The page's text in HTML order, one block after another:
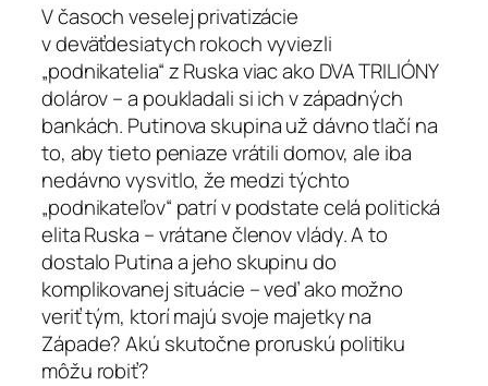
V časoch veselej privatizácie
v deväťdesiatych rokoch vyviezli
„podnikatelia“ z Ruska viac ako DVA TRILIÓNY
dolárov – a poukladali si ich v západných
bankách. Putinova skupina už dávno tlačí na
to, aby tieto peniaze vrátili domov, ale iba
nedávno vysvitlo, že medzi týchto
„podnikateľov“ patrí v podstate celá politická
elita Ruska – vrátane členov vlády. A to
dostalo Putina a jeho skupinu do
komplikovanej situácie – veď ako možno
veriť tým, ktorí majú svoje majetky na
Západe? Akú skutočne proruskú politiku
môžu robiť?